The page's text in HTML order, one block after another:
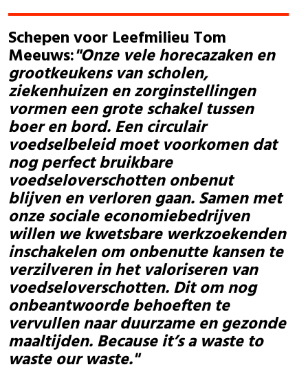
Schepen voor Leefmilieu Tom
Meeuws:"Onze vele horecazaken en
grootkeukens van scholen,
ziekenhuizen en zorginstellingen
vormen een grote schakel tussen
boer en bord. Een circulair
voedselbeleid moet voorkomen dat
nog perfect bruikbare
voedseloverschotten onbenut
blijven en verloren gaan. Samen met
onze sociale economiebedrijven
willen we kwetsbare werkzoekenden
inschakelen om onbenutte kansen te
verzilveren in het valoriseren van
voedseloverschotten. Dit om nog
onbeantwoorde behoeften te
vervullen naar duurzame en gezonde
maaltijden. Because it’s a waste to
waste our waste."